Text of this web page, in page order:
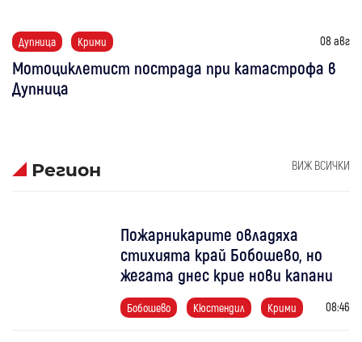
Дупница Крими 08 авг
Мотоциклетист пострада при катастрофа в
Дупница
Регион ВИЖ ВСИЧКИ
Пожарникарите овладяха
стихията край Бобошево, но
жегата днес крие нови капани
Бобошево Кюстендил Крими 08:46